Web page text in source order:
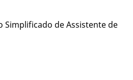
Simplificado de Assistente de